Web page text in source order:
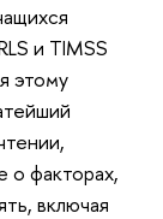
и TIMSS
этому
о факторах,
включая